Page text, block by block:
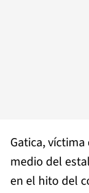
Gatica,
medio del
en el hito del